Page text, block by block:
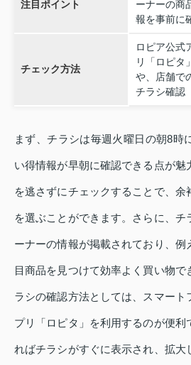
注目ポイント
ーナーの商
報を事前に
チェック方法
ロピア公式
リ「ロピタ」
や、店舗で
チラシ確認
まず、チラシは毎週火曜日の朝8時
い得情報が早朝に確認できる点が魅
を逃さずにチェックすることで、余
を選ぶことができます。さらに、チ
ーナーの情報が掲載されており、例
目商品を見つけて効率よく買い物で
ラシの確認方法としては、スマート
プリ「ロピタ」を利用するのが便利
ればチラシがすぐに表示され、拡大